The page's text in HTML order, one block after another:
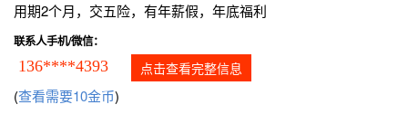
用期2个月，交五险，有年薪假，年底福利
联系人手机/微信：
136****4393 点击查看完整信息
(查看需要10金币)